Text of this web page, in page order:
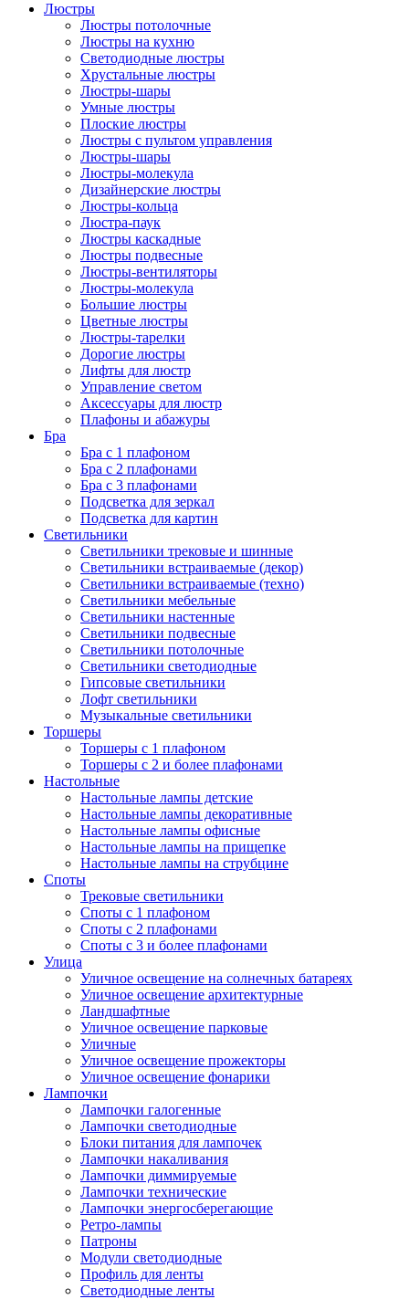
Люстры
Люстры потолочные
Люстры на кухню
Светодиодные люстры
Хрустальные люстры
Люстры-шары
Умные люстры
Плоские люстры
Люстры с пультом управления
Люстры-шары
Люстры-молекула
Дизайнерские люстры
Люстры-кольца
Люстра-паук
Люстры каскадные
Люстры подвесные
Люстры-вентиляторы
Люстры-молекула
Большие люстры
Цветные люстры
Люстры-тарелки
Дорогие люстры
Лифты для люстр
Управление светом
Аксессуары для люстр
Плафоны и абажуры
Бра
Бра с 1 плафоном
Бра с 2 плафонами
Бра с 3 плафонами
Подсветка для зеркал
Подсветка для картин
Светильники
Светильники трековые и шинные
Светильники встраиваемые (декор)
Светильники встраиваемые (техно)
Светильники мебельные
Светильники настенные
Светильники подвесные
Светильники потолочные
Светильники светодиодные
Гипсовые светильники
Лофт светильники
Музыкальные светильники
Торшеры
Торшеры с 1 плафоном
Торшеры с 2 и более плафонами
Настольные
Настольные лампы детские
Настольные лампы декоративные
Настольные лампы офисные
Настольные лампы на прищепке
Настольные лампы на струбцине
Споты
Трековые светильники
Споты с 1 плафоном
Споты с 2 плафонами
Споты с 3 и более плафонами
Улица
Уличное освещение на солнечных батареях
Уличное освещение архитектурные
Ландшафтные
Уличное освещение парковые
Уличные
Уличное освещение прожекторы
Уличное освещение фонарики
Лампочки
Лампочки галогенные
Лампочки светодиодные
Блоки питания для лампочек
Лампочки накаливания
Лампочки диммируемые
Лампочки технические
Лампочки энергосберегающие
Ретро-лампы
Патроны
Модули светодиодные
Профиль для ленты
Светодиодные ленты